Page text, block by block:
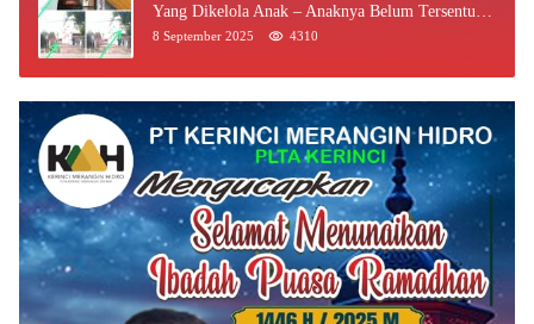
Yang Dikelola Anak – Anaknya Belum Tersentuh
Bea Cukai Jambi
8 September 2025 4310